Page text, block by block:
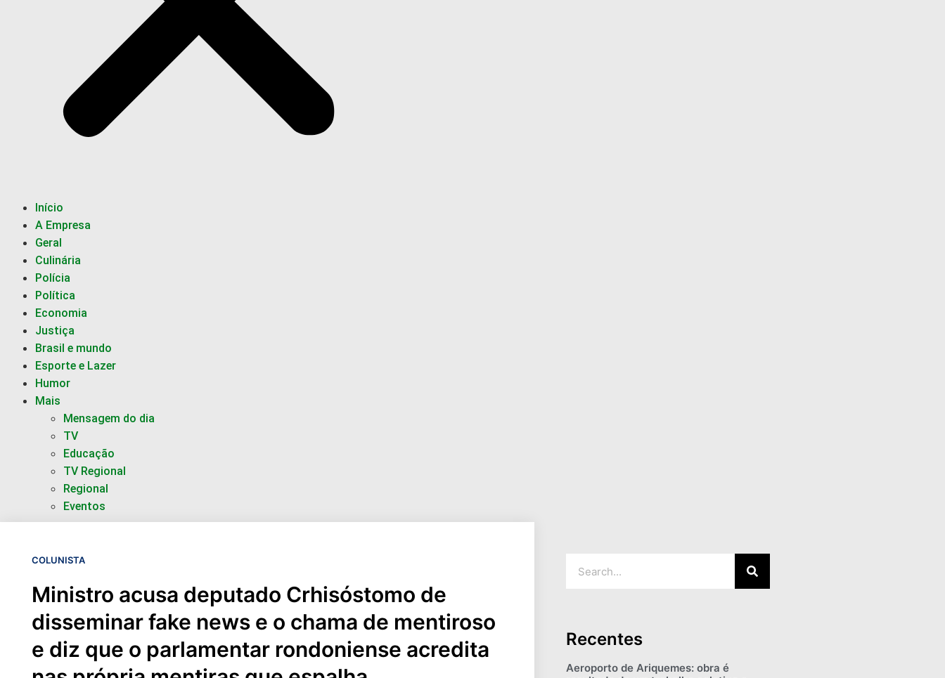
Início
A Empresa
Geral
Culinária
Polícia
Política
Economia
Justiça
Brasil e mundo
Esporte e Lazer
Humor
Mais
Mensagem do dia
TV
Educação
TV Regional
Regional
Eventos
COLUNISTA
Ministro acusa deputado Crhisóstomo de
disseminar fake news e o chama de mentiroso
e diz que o parlamentar rondoniense acredita
Recentes
Aeroporto de Ariquemes: obra é